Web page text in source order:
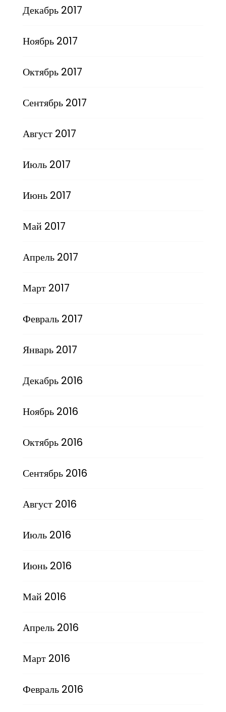
Декабрь 2017
Ноябрь 2017
Октябрь 2017
Сентябрь 2017
Август 2017
Июль 2017
Июнь 2017
Май 2017
Апрель 2017
Март 2017
Февраль 2017
Январь 2017
Декабрь 2016
Ноябрь 2016
Октябрь 2016
Сентябрь 2016
Август 2016
Июль 2016
Июнь 2016
Май 2016
Апрель 2016
Март 2016
Февраль 2016